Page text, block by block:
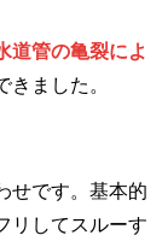
道管の亀裂によ
ました。
せです。基本的
リしてスルーす